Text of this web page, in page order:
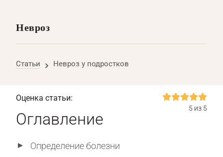
Невроз
Статьи Невроз у подростков
Оценка статьи:
5 из 5
Оглавление
Определение болезни